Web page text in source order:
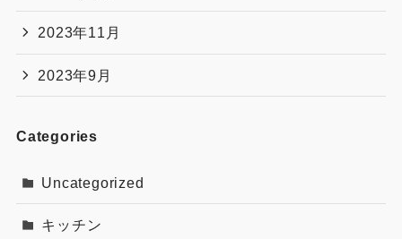
2023年11月
2023年9月
Categories
Uncategorized
キッチン